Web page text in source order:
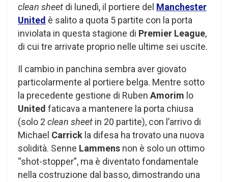
clean sheet di lunedì, il portiere del Manchester
United è salito a quota 5 partite con la porta
inviolata in questa stagione di Premier League,
di cui tre arrivate proprio nelle ultime sei uscite.
Il cambio in panchina sembra aver giovato
particolarmente al portiere belga. Mentre sotto
la precedente gestione di Ruben Amorim lo
United faticava a mantenere la porta chiusa
(solo 2 clean sheet in 20 partite), con l’arrivo di
Michael Carrick la difesa ha trovato una nuova
solidità. Senne Lammens non è solo un ottimo
“shot-stopper”, ma è diventato fondamentale
nella costruzione dal basso, dimostrando una